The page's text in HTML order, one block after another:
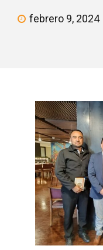
febrero 9, 2024